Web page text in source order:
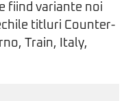
fiind variante noi
titluri Counter-
Train, Italy,